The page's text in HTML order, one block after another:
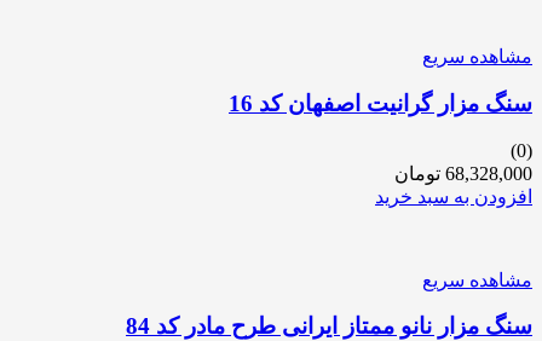
مشاهده سریع
سنگ مزار گرانیت اصفهان کد 16
(0)
68,328,000 تومان
افزودن به سبد خرید
مشاهده سریع
سنگ مزار نانو ممتاز ایرانی طرح مادر کد 84